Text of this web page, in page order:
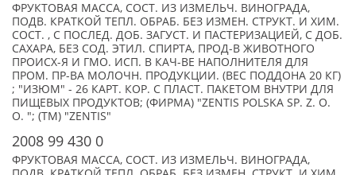
ФРУКТОВАЯ МАССА, СОСТ. ИЗ ИЗМЕЛЬЧ. ВИНОГРАДА,
ПОДВ. КРАТКОЙ ТЕПЛ. ОБРАБ. БЕЗ ИЗМЕН. СТРУКТ. И ХИМ.
СОСТ. , С ПОСЛЕД. ДОБ. ЗАГУСТ. И ПАСТЕРИЗАЦИЕЙ, С ДОБ.
САХАРА, БЕЗ СОД. ЭТИЛ. СПИРТА, ПРОД-В ЖИВОТНОГО
ПРОИСХ-Я И ГМО. ИСП. В КАЧ-ВЕ НАПОЛНИТЕЛЯ ДЛЯ
ПРОМ. ПР-ВА МОЛОЧН. ПРОДУКЦИИ. (ВЕС ПОДДОНА 20 КГ)
; "ИЗЮМ" - 26 КАРТ. КОР. С ПЛАСТ. ПАКЕТОМ ВНУТРИ ДЛЯ
ПИЩЕВЫХ ПРОДУКТОВ; (ФИРМА) "ZENTIS POLSKA SP. Z. O.
O. "; (TM) "ZENTIS"
2008 99 430 0
ФРУКТОВАЯ МАССА, СОСТ. ИЗ ИЗМЕЛЬЧ. ВИНОГРАДА,